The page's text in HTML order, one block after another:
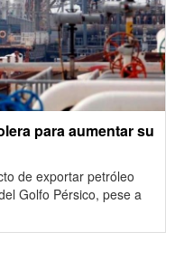
para aumentar su
de exportar petróleo
Golfo Pérsico, pese a